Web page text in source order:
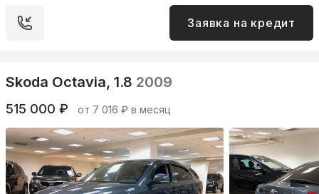
Заявка на кредит
Skoda Octavia, 1.8 2009
515 000 ₽ от 7 016 ₽ в месяц